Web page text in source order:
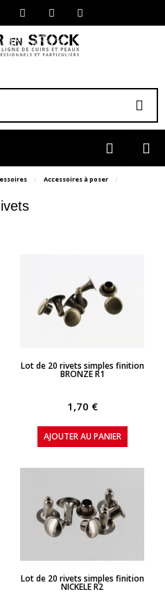
Accessoires à poser
APERÇU RAPIDE
Lot de 20 rivets simples finition
BRONZE R1
1,70 €
AJOUTER AU PANIER
APERÇU RAPIDE
Lot de 20 rivets simples finition
NICKELE R2